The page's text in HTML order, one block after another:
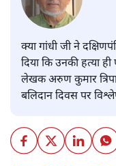
क्या गांधी जी ने
दिया कि उनकी हत्या ही
लेखक अरुण कुमार
बलिदान दिवस पर